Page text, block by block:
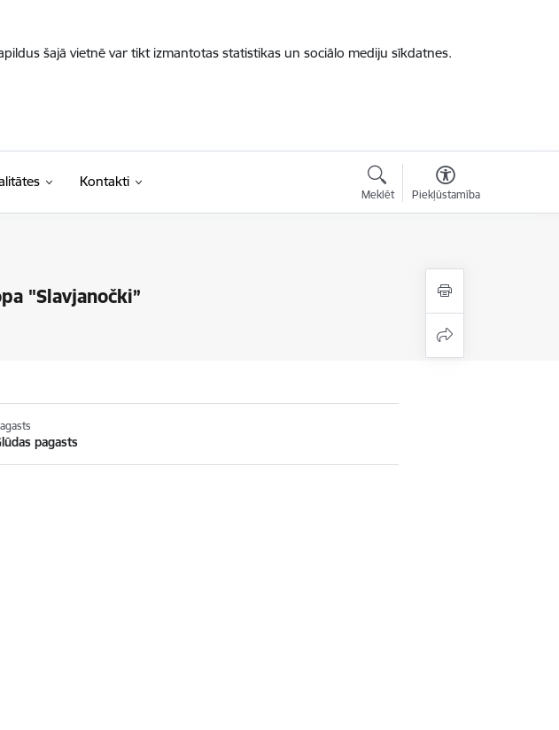
šajā vietnē var tikt izmantotas statistikas un sociālo mediju sīkdatnes.
Kontakti
Meklēt Piekļūstamība
"Slavjanočki”
pagasts